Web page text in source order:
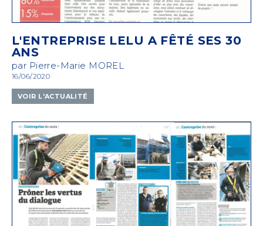
L'ENTREPRISE LELU A FÊTÉ SES 30
ANS
par Pierre-Marie MOREL
16/06/2020
VOIR L'ACTUALITÉ